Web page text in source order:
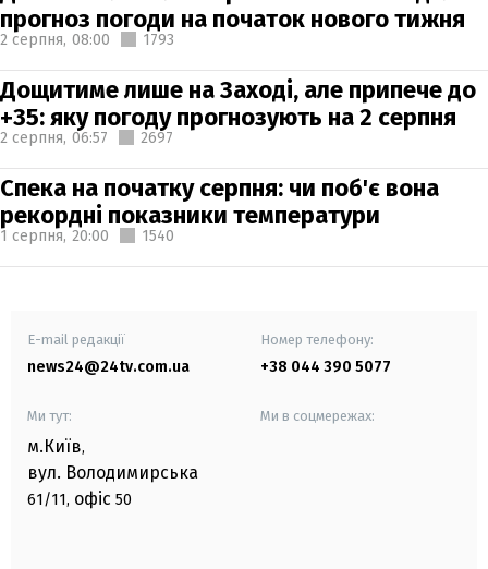
прогноз погоди на початок нового тижня
2 серпня, 08:00 1793
Дощитиме лише на Заході, але припече до
+35: яку погоду прогнозують на 2 серпня
2 серпня, 06:57 2697
Спека на початку серпня: чи поб'є вона
рекордні показники температури
1 серпня, 20:00 1540
E-mail редакції
news24@24tv.com.ua
Номер телефону:
+38 044 390 5077
Ми тут:
м.Київ,
вул. Володимирська
61/11, офіс 50
Ми в соцмережах: